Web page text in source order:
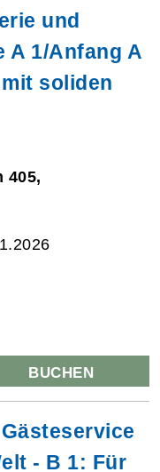
und
A 1/Anfang A
soliden
405,
BUCHEN
- B 1: Für